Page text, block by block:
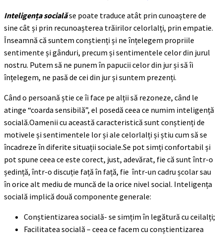
Inteligența socialăse poate traduce atât prin cunoaștere de
sine cât și prin recunoașterea trăirilor celorlalți, prin empatie.
Înseamnă că suntem conștienți și ne înțelegem propriile
sentimente și gânduri, precum și sentimentele celor din jurul
nostru. Putem să ne punem în papucii celor din jur și să îi
înțelegem, ne pasă de cei din jur și suntem prezenți.
Când o persoană știe ce îi face pe alții să rezoneze, când le
atinge “coarda sensibilă”, el posedă ceea ce numim inteligență
socială.Oamenii cu această caracteristică sunt conștienți de
motivele și sentimentele lor și ale celorlalți și știu cum să se
încadreze în diferite situații sociale.Se pot simți confortabil și
pot spune ceea ce este corect, just, adevărat, fie că sunt într-o
ședință, într-o discuție față în față, fie într-un cadru școlar sau
în orice alt mediu de muncă de la orice nivel social. Inteligența
socială implică două componente generale:
Conștientizarea socială- se simțim în legătură cu ceilalți;
Facilitatea socială – ceea ce facem cu conștientizarea